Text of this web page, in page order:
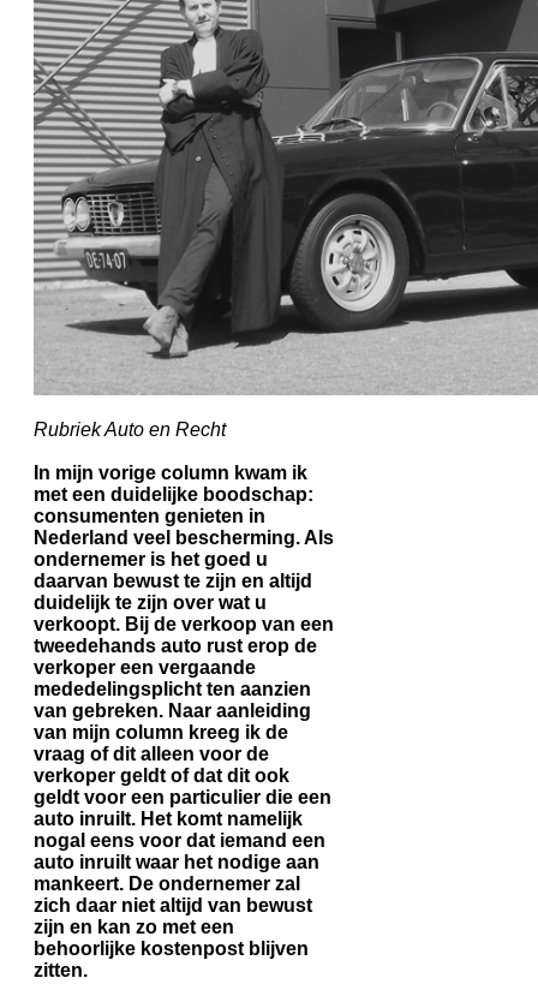
Rubriek Auto en Recht
In mijn vorige column kwam ik
met een duidelijke boodschap:
consumenten genieten in
Nederland veel bescherming. Als
ondernemer is het goed u
daarvan bewust te zijn en altijd
duidelijk te zijn over wat u
verkoopt. Bij de verkoop van een
tweedehands auto rust erop de
verkoper een vergaande
mededelingsplicht ten aanzien
van gebreken. Naar aanleiding
van mijn column kreeg ik de
vraag of dit alleen voor de
verkoper geldt of dat dit ook
geldt voor een particulier die een
auto inruilt. Het komt namelijk
nogal eens voor dat iemand een
auto inruilt waar het nodige aan
mankeert. De ondernemer zal
zich daar niet altijd van bewust
zijn en kan zo met een
behoorlijke kostenpost blijven
zitten.